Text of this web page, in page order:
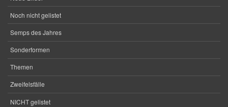
Noch nicht gelistet
Semps des Jahres
Sonderformen
Themen
Zweifelsfälle
NICHT gelistet